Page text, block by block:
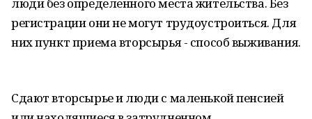
регистрации они не могут трудоустроиться. Для
них пункт приема вторсырья - способ выживания.
Сдают вторсырье и люди с маленькой пенсией